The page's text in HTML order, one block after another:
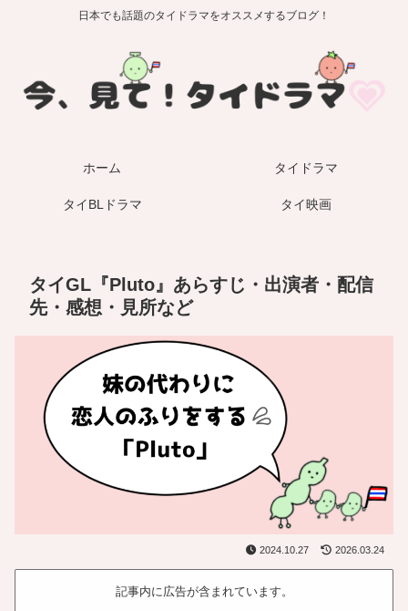
日本でも話題のタイドラマをオススメするブログ！
ホーム タイドラマ
タイBLドラマ タイ映画
タイGL『Pluto』あらすじ・出演者・配信
先・感想・見所など
2024.10.27 2026.03.24
記事内に広告が含まれています。